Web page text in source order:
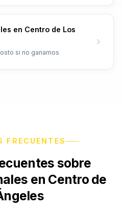
en Centro de Los
si no ganamos
FRECUENTES
sobre
en Centro de